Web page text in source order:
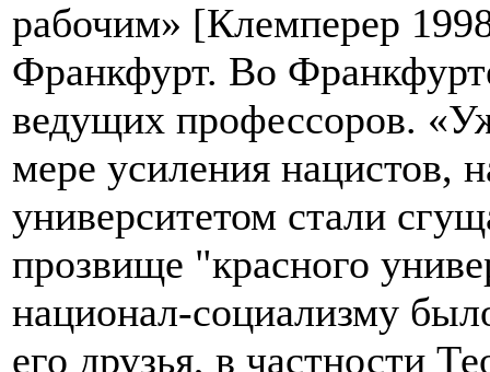
рабочим» [Клемперер
Франкфурт. Во
ведущих профессоров.
мере усиления нацистов,
университетом стали
прозвище "красного
национал-социализму
его друзья, в частности